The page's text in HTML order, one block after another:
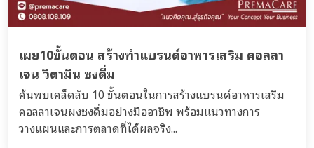
เผย10ขั้นตอน สร้างทำแบรนด์อาหารเสริม คอลลา
เจน วิตามิน ชงดื่ม
ค้นพบเคล็ดลับ 10 ขั้นตอนในการสร้างแบรนด์อาหารเสริม
คอลลาเจนผงชงดื่มอย่างมืออาชีพ พร้อมแนวทางการ
วางแผนและการตลาดที่ได้ผลจริง...